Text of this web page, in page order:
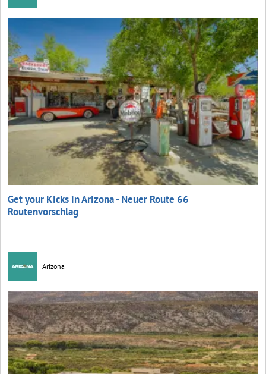
Get your Kicks in Arizona - Neuer Route 66
Routenvorschlag
Arizona